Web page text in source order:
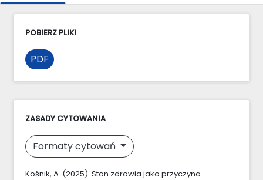
POBIERZ PLIKI
PDF
ZASADY CYTOWANIA
Formaty cytowań
Kośnik, A. (2025). Stan zdrowia jako przyczyna